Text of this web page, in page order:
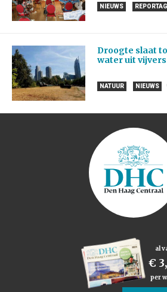
NIEUWS
Droogte slaat
water uit
NATUUR NIEUWS
al
€
per